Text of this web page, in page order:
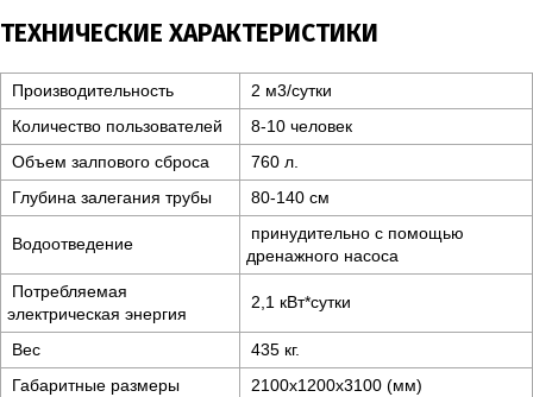
ТЕХНИЧЕСКИЕ ХАРАКТЕРИСТИКИ
Производительность
2 м3/сутки
Количество пользователей
8-10 человек
Объем залпового сброса
760 л.
Глубина залегания трубы
80-140 см
Водоотведение
принудительно с помощью
дренажного насоса
Потребляемая
электрическая энергия
2,1 кВт*сутки
Вес
435 кг.
Габаритные размеры
2100x1200x3100 (мм)